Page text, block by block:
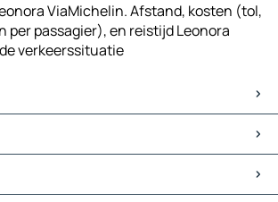
ViaMichelin. Afstand, kosten (tol,
per passagier), en reistijd Leonora
verkeerssituatie